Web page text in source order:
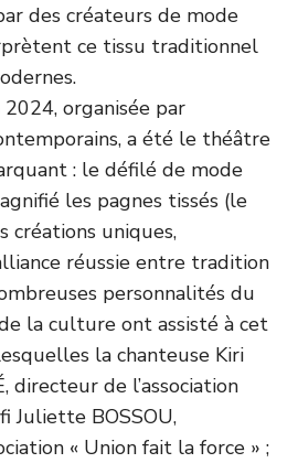
des créateurs de mode
ce tissu traditionnel
organisée par
a été le théâtre
: le défilé de mode
les pagnes tissés (le
créations uniques,
réussie entre tradition
personnalités du
la culture ont assisté à cet
la chanteuse Kiri
directeur de l’association
Juliette BOSSOU,
« Union fait la force » ;